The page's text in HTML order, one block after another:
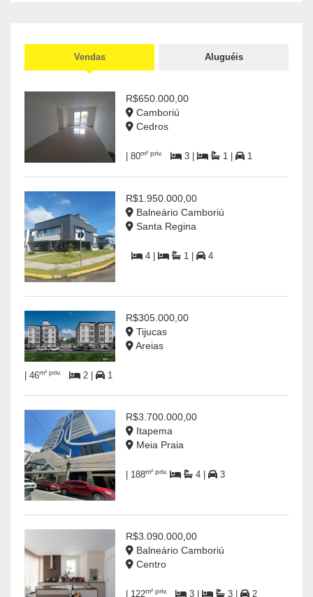
Vendas Aluguéis
R$650.000,00
Camboriú
Cedros
| 80m² priv. 3 | 1 | 1
R$1.950.000,00
Balneário Camboriú
Santa Regina
4 | 1 | 4
R$305.000,00
Tijucas
Areias
| 46m² priv. 2 | 1
R$3.700.000,00
Itapema
Meia Praia
| 188m² priv. 4 | 3
R$3.090.000,00
Balneário Camboriú
Centro
| 122m² priv. 3 | 3 | 2